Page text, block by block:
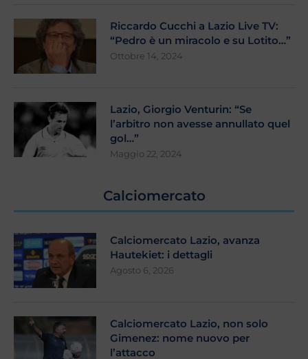
Riccardo Cucchi a Lazio Live TV:
“Pedro è un miracolo e su Lotito…”
Ottobre 14, 2024
Lazio, Giorgio Venturin: “Se
l’arbitro non avesse annullato quel
gol…”
Maggio 22, 2024
Calciomercato
Calciomercato Lazio, avanza
Hautekiet: i dettagli
Agosto 6, 2026
Calciomercato Lazio, non solo
Gimenez: nome nuovo per
l’attacco